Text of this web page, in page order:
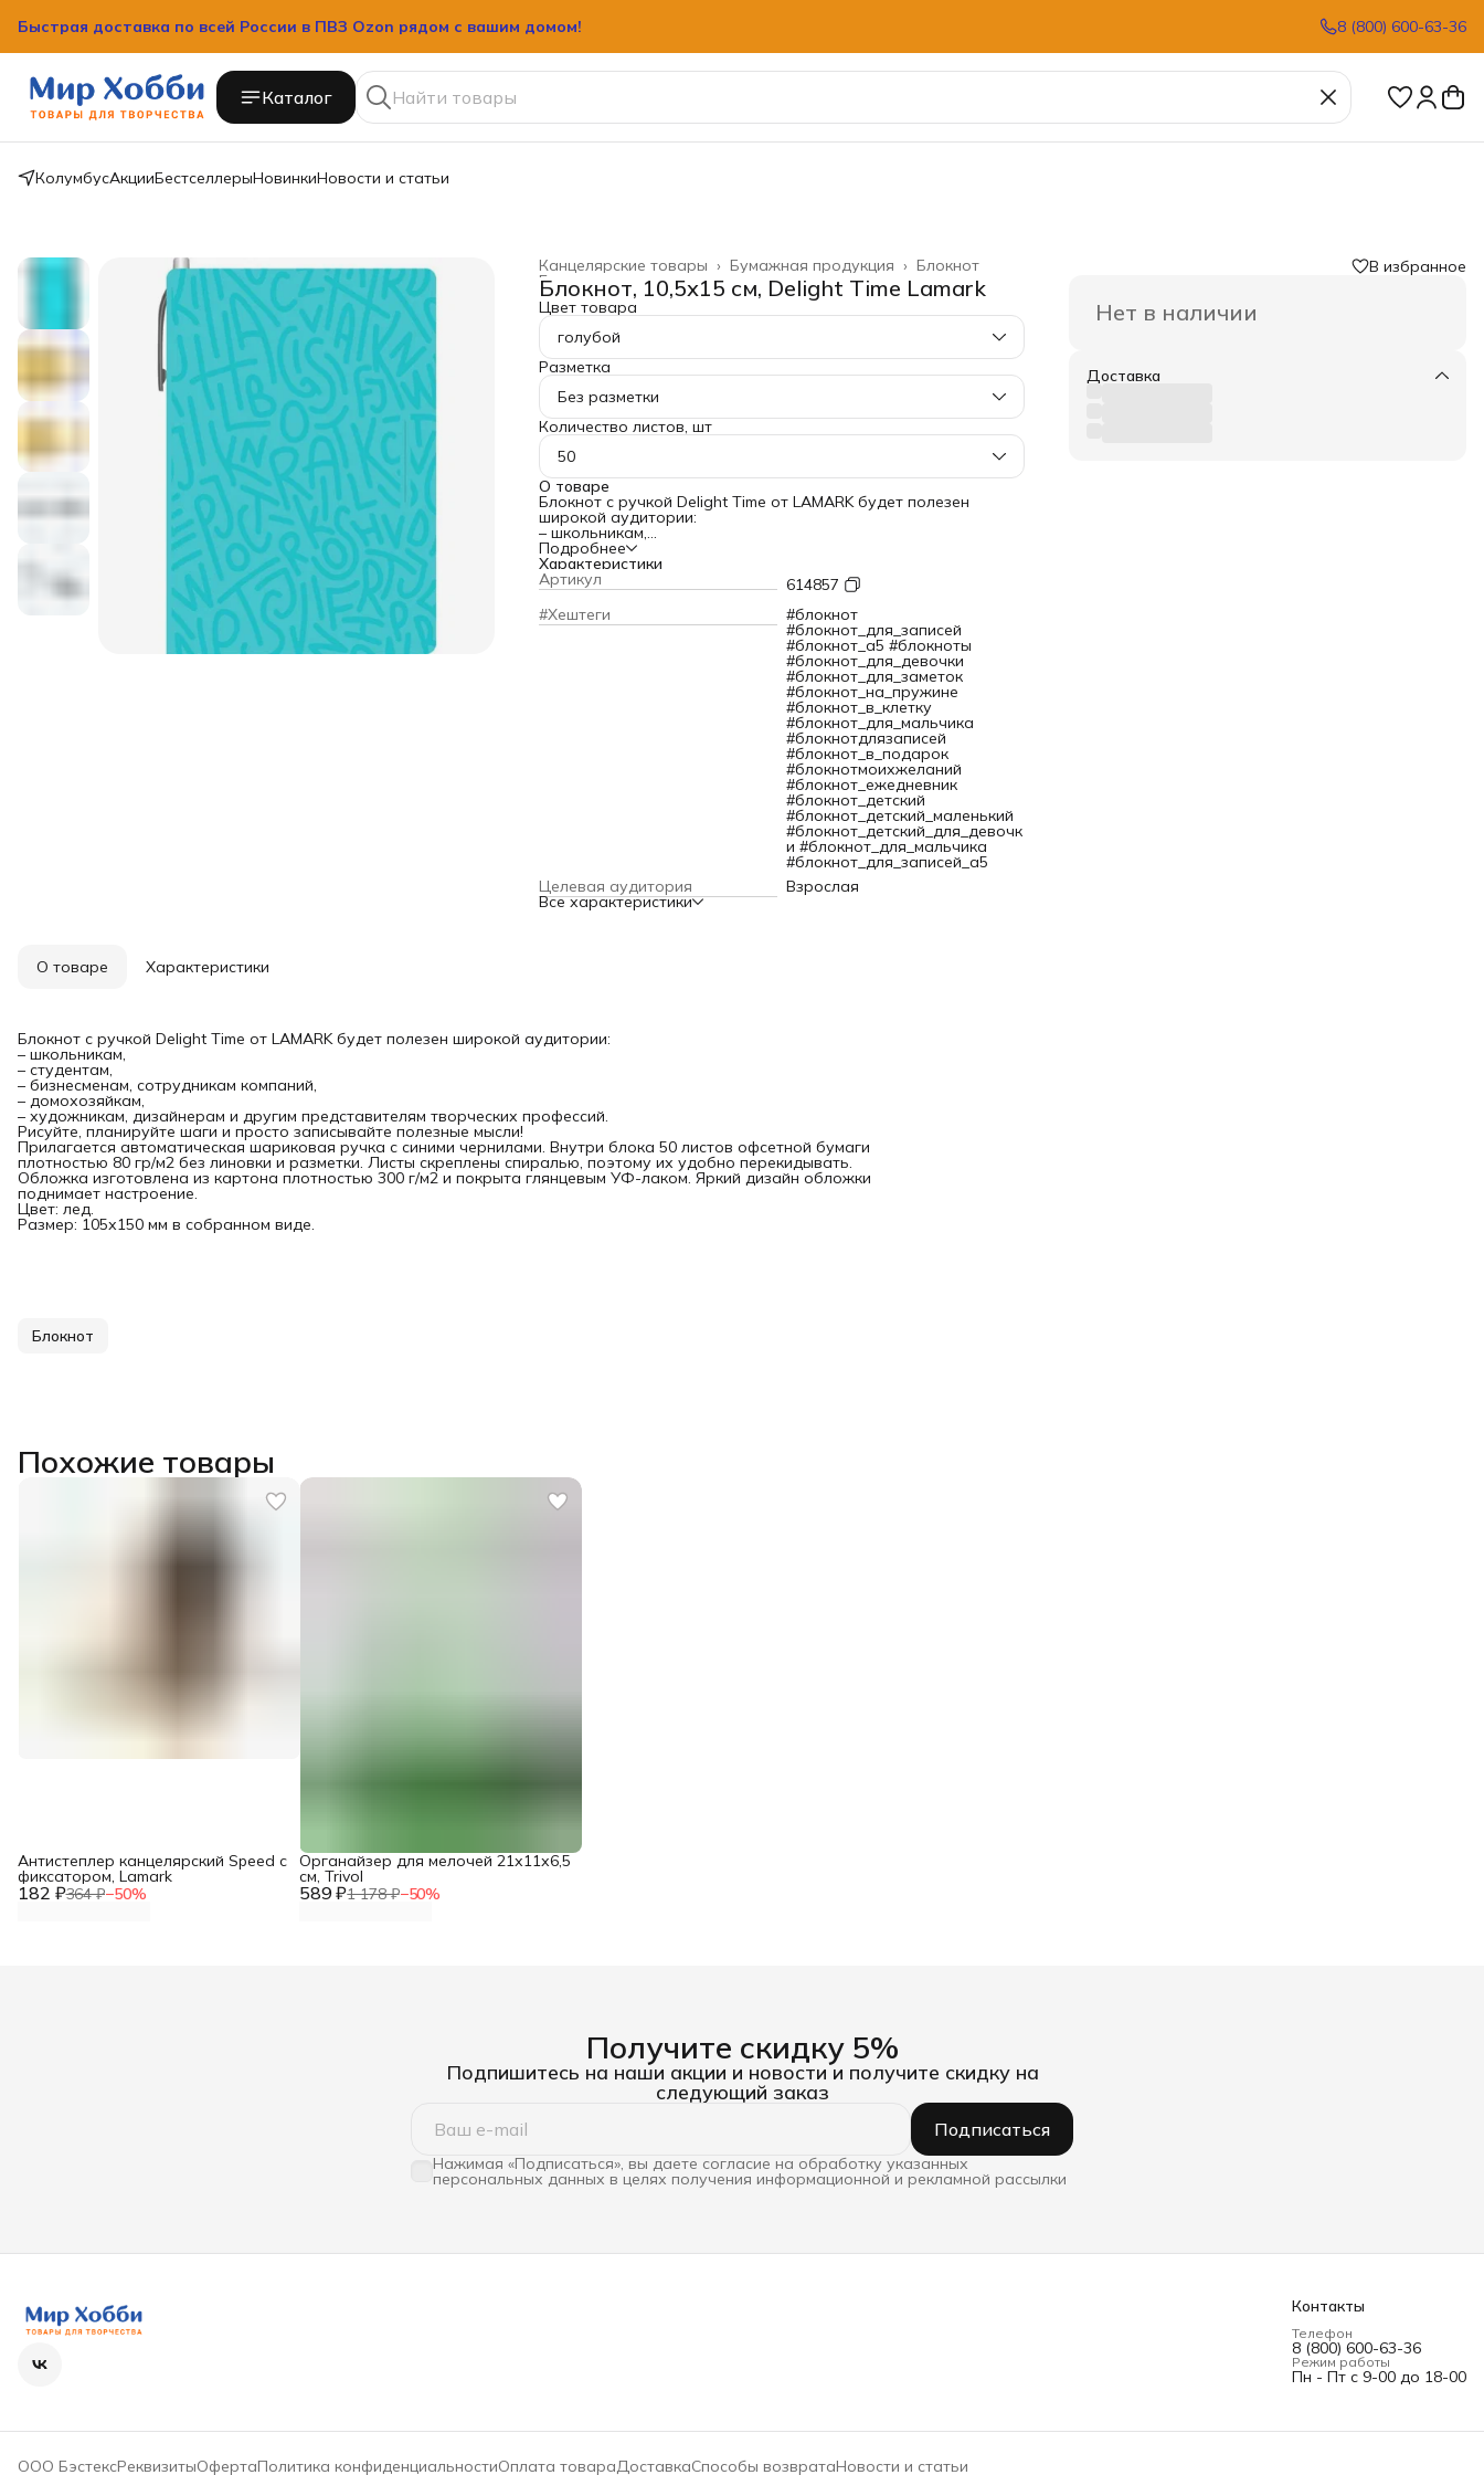
8 (800) 600-63-36
Каталог
КолумбусАкцииБестселлерыНовинкиНовости и статьи
Блокнот
Бумажная продукция ›
Канцелярские товары ›
Главная ›
Блокнот, 10,5х15 см, Delight Time Lamark
Цвет товара
голубой
Разметка
Без разметки
Количество листов, шт
50
О товаре
Блокнот с ручкой Delight Time от LAMARK будет полезен
широкой аудитории:
– школьникам,
– студентам,
– бизнесменам, сотрудникам компаний,
– домохозяйкам,
– художникам, дизайнерам и другим представителям
творческих профессий.
Рисуйте, планируйте шаги и просто записывайте полезные
Прилагается автоматическая шариковая ручка с синими
чернилами. Внутри блока 50 листов офсетной бумаги
плотностью 80 гр/м2 без линовки и разметки. Листы скреплены
спиралью, поэтому их удобно перекидывать.
Обложка изготовлена из картона плотностью 300 г/м2 и
покрыта глянцевым УФ-лаком. Яркий дизайн обложки
Размер: 105х150 мм в собранном виде.
Подробнее
Характеристики
Артикул
614857
#Хештеги
#блокнот
#блокнот_для_записей
#блокнот_а5 #блокноты
#блокнот_для_девочки
#блокнот_для_заметок
#блокнот_на_пружине
#блокнот_в_клетку
#блокнот_для_мальчика
#блокнотдлязаписей
#блокнот_в_подарок
#блокнотмоихжеланий
#блокнот_ежедневник
#блокнот_детский
#блокнот_детский_маленький
#блокнот_детский_для_девочк
и #блокнот_для_мальчика
#блокнот_для_записей_а5
Целевая аудитория
Взрослая
Все характеристики
В избранное
Нет в наличии
Доставка
О товаре Характеристики
Блокнот с ручкой Delight Time от LAMARK будет полезен широкой аудитории:
– школьникам,
– студентам,
– бизнесменам, сотрудникам компаний,
– домохозяйкам,
– художникам, дизайнерам и другим представителям творческих профессий.
Рисуйте, планируйте шаги и просто записывайте полезные мысли!
Прилагается автоматическая шариковая ручка с синими чернилами. Внутри блока 50 листов офсетной бумаги
плотностью 80 гр/м2 без линовки и разметки. Листы скреплены спиралью, поэтому их удобно перекидывать.
Обложка изготовлена из картона плотностью 300 г/м2 и покрыта глянцевым УФ-лаком. Яркий дизайн обложки
поднимает настроение.
Цвет: лед.
Размер: 105х150 мм в собранном виде.
Блокнот
Похожие товары
182 ₽364 ₽−50%
Антистеплер канцелярский Speed с
фиксатором, Lamark
589 ₽1 178 ₽−50%
Органайзер для мелочей 21х11х6,5
см, Trivol
Получите скидку 5%
Подпишитесь на наши акции и новости и получите скидку на
следующий заказ
Подписаться
Нажимая «Подписаться», вы даете согласие на обработку указанных
персональных данных в целях получения информационной и рекламной рассылки
Контакты
Телефон
8 (800) 600-63-36
Режим работы
Пн - Пт с 9-00 до 18-00
ООО БэстексРеквизитыОфертаПолитика конфиденциальностиОплата товараДоставкаСпособы возвратаНовости и статьи